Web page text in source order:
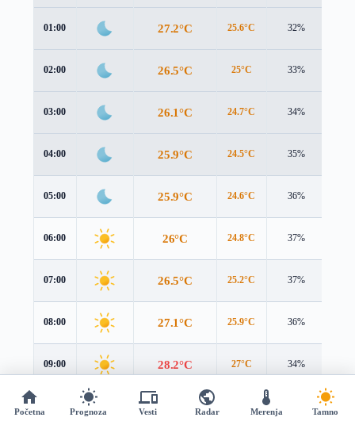
01:00 27.2°C 25.6°C 32%
02:00 26.5°C 25°C 33%
03:00 26.1°C 24.7°C 34%
04:00 25.9°C 24.5°C 35%
05:00 25.9°C 24.6°C 36%
06:00 26°C 24.8°C 37%
07:00 26.5°C 25.2°C 37%
08:00 27.1°C 25.9°C 36%
09:00 28.2°C 27°C 34%
29.9°C
Početna Prognoza Vesti Radar Merenja Tamno